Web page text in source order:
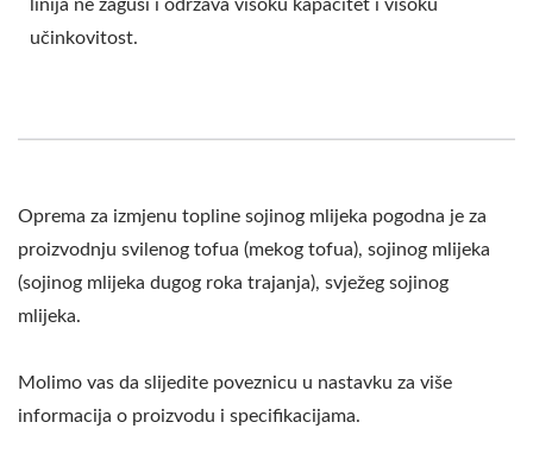
linija ne zaguši i održava visoku kapacitet i visoku
učinkovitost.
Oprema za izmjenu topline sojinog mlijeka pogodna je za
proizvodnju svilenog tofua (mekog tofua), sojinog mlijeka
(sojinog mlijeka dugog roka trajanja), svježeg sojinog
mlijeka.
Molimo vas da slijedite poveznicu u nastavku za više
informacija o proizvodu i specifikacijama.